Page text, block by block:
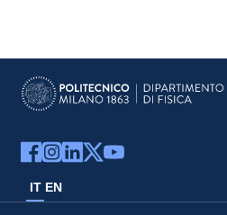
IT EN